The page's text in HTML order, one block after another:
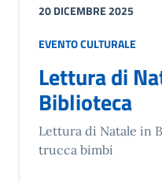
20 DICEMBRE 2025
EVENTO CULTURALE
Lettura di
Biblioteca
Lettura di Natale in
trucca bimbi